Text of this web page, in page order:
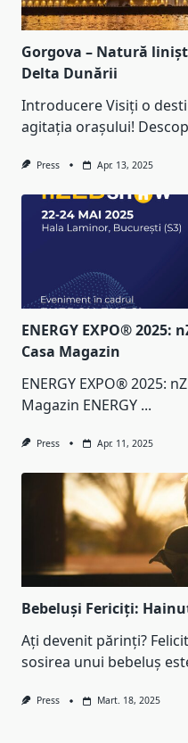
Gorgova – Natură
Delta Dunării
Introducere Visiți o
agitația orașului!
Press Apr. 13, 2025
ENERGY EXPO® 2025:
Casa Magazin
ENERGY EXPO® 2025:
Magazin ENERGY ...
Press Apr. 11, 2025
Bebeluși Fericiți:
Ați devenit părinți?
sosirea unui bebeluș
Press Mart. 18, 2025